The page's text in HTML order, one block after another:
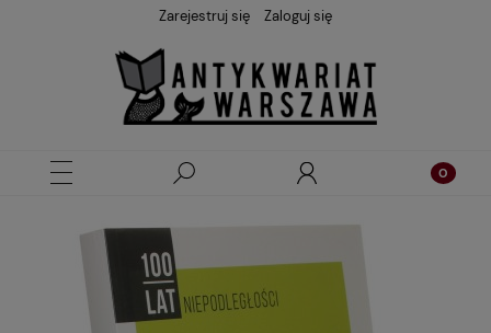
Zarejestruj się Zaloguj się